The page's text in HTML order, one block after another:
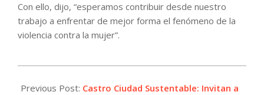
Con ello, dijo, “esperamos contribuir desde nuestro
trabajo a enfrentar de mejor forma el fenómeno de la
violencia contra la mujer”.
11-
Previous Post: Castro Ciudad Sustentable: Invitan a